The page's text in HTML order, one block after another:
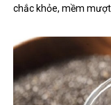
chắc khỏe, mềm